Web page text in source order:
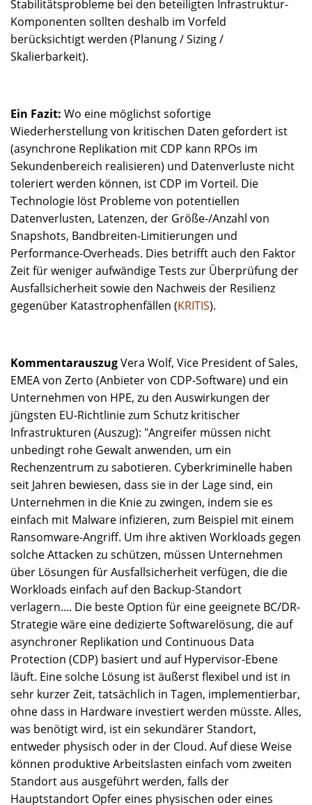
Stabilitätsprobleme bei den beteiligten Infrastruktur-
Komponenten sollten deshalb im Vorfeld
berücksichtigt werden (Planung / Sizing /
Skalierbarkeit).
Ein Fazit: Wo eine möglichst sofortige
Wiederherstellung von kritischen Daten gefordert ist
(asynchrone Replikation mit CDP kann RPOs im
Sekundenbereich realisieren) und Datenverluste nicht
toleriert werden können, ist CDP im Vorteil. Die
Technologie löst Probleme von potentiellen
Datenverlusten, Latenzen, der Größe-/Anzahl von
Snapshots, Bandbreiten-Limitierungen und
Performance-Overheads. Dies betrifft auch den Faktor
Zeit für weniger aufwändige Tests zur Überprüfung der
Ausfallsicherheit sowie den Nachweis der Resilienz
gegenüber Katastrophenfällen (KRITIS).
KommentarauszugVera Wolf, Vice President of Sales,
EMEA von Zerto (Anbieter von CDP-Software) und ein
Unternehmen von HPE, zu den Auswirkungen der
jüngsten EU-Richtlinie zum Schutz kritischer
Infrastrukturen (Auszug): "Angreifer müssen nicht
unbedingt rohe Gewalt anwenden, um ein
Rechenzentrum zu sabotieren. Cyberkriminelle haben
seit Jahren bewiesen, dass sie in der Lage sind, ein
Unternehmen in die Knie zu zwingen, indem sie es
einfach mit Malware infizieren, zum Beispiel mit einem
Ransomware-Angriff. Um ihre aktiven Workloads gegen
solche Attacken zu schützen, müssen Unternehmen
über Lösungen für Ausfallsicherheit verfügen, die die
Workloads einfach auf den Backup-Standort
verlagern.... Die beste Option für eine geeignete BC/DR-
Strategie wäre eine dedizierte Softwarelösung, die auf
asynchroner Replikation und Continuous Data
Protection (CDP) basiert und auf Hypervisor-Ebene
läuft. Eine solche Lösung ist äußerst flexibel und ist in
sehr kurzer Zeit, tatsächlich in Tagen, implementierbar,
ohne dass in Hardware investiert werden müsste. Alles,
was benötigt wird, ist ein sekundärer Standort,
entweder physisch oder in der Cloud. Auf diese Weise
können produktive Arbeitslasten einfach vom zweiten
Standort aus ausgeführt werden, falls der
Hauptstandort Opfer eines physischen oder eines